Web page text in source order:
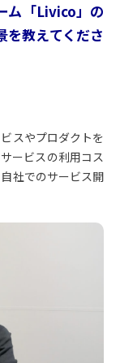
ム「Livico」の
を教えてくださ
スやプロダクトを
ービスの利用コス
社でのサービス開